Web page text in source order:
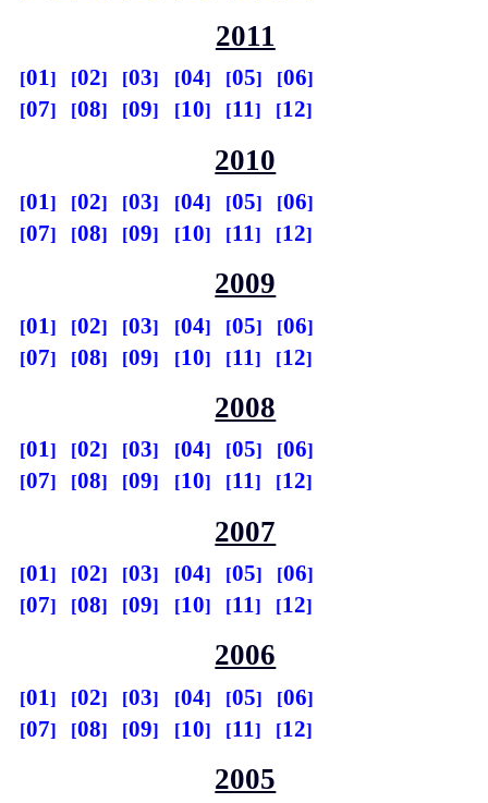
2011
01 02 03 04 05
06
07
08 09 10 11 12
2010
01 02 03 04 05
06
07
08 09 10 11 12
2009
01 02 03 04 05
06
07
08 09 10 11 12
2008
01 02 03 04 05
06
07
08 09 10 11 12
2007
01 02 03 04 05
06
07
08 09 10 11 12
2006
01 02 03 04 05
06
07
08 09 10 11 12
2005